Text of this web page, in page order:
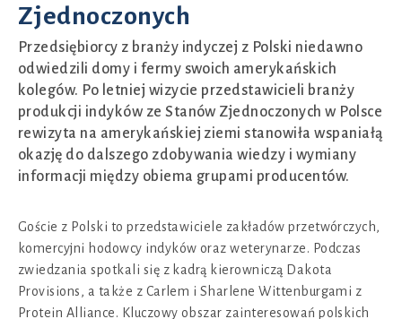
Zjednoczonych
Przedsiębiorcy z branży indyczej z Polski niedawno
odwiedzili domy i fermy swoich amerykańskich
kolegów. Po letniej wizycie przedstawicieli branży
produkcji indyków ze Stanów Zjednoczonych w Polsce
rewizyta na amerykańskiej ziemi stanowiła wspaniałą
okazję do dalszego zdobywania wiedzy i wymiany
informacji między obiema grupami producentów.
Goście z Polski to przedstawiciele zakładów przetwórczych,
komercyjni hodowcy indyków oraz weterynarze. Podczas
zwiedzania spotkali się z kadrą kierowniczą Dakota
Provisions, a także z Carlem i Sharlene Wittenburgami z
Protein Alliance. Kluczowy obszar zainteresowań polskich